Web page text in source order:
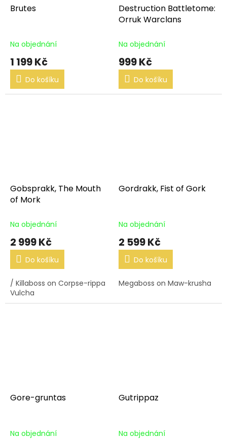
Brutes
Na objednání
1 199 Kč
Do košíku
Destruction Battletome:
Orruk Warclans
Na objednání
999 Kč
Do košíku
Gobsprakk, The Mouth
of Mork
Na objednání
2 999 Kč
Do košíku
/ Killaboss on Corpse-rippa
Vulcha
Gordrakk, Fist of Gork
Na objednání
2 599 Kč
Do košíku
Megaboss on Maw-krusha
Gore-gruntas
Na objednání
Gutrippaz
Na objednání